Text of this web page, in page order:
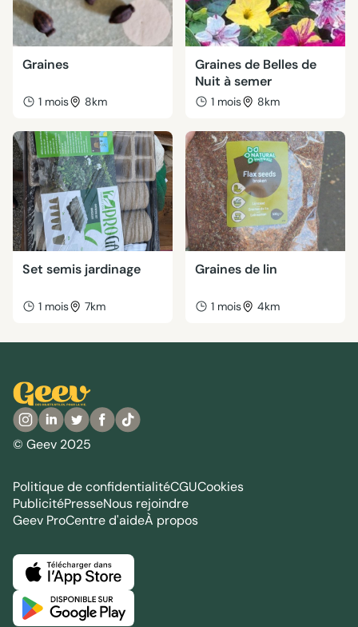
Graines
1 mois 8km
Graines de Belles de
Nuit à semer
1 mois 8km
Set semis jardinage
1 mois 7km
Graines de lin
1 mois 4km
© Geev 2025
Politique de confidentialitéCGUCookies
PublicitéPresseNous rejoindre
Geev ProCentre d'aideÀ propos